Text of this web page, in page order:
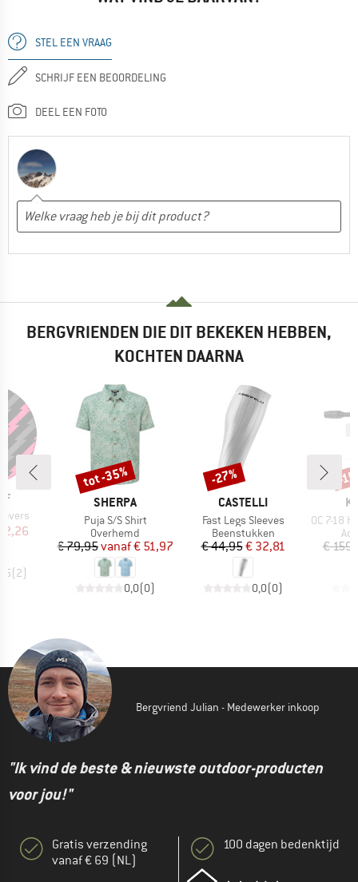
STEL EEN VRAAG
SCHRIJF EEN BEOORDELING
DEEL EEN FOTO
BERGVRIENDEN DIE DIT BEKEKEN HEBBEN,
KOCHTEN DAARNA
prijs
(2)
MERK
SHERPA
Artikel
Puja S/S Shirt
Productgroep
Overhemd
Prijs
€ 79,95 Verlaagde prijs
vanaf€ 51,97
0,0(0)
Korting
tot -35%
MERK
CASTELLI
Artikel
Fast Legs Sleeves
Productgroep
Beenstukken
Prijs
€ 44,95Verlaagde prijs
€ 32,81
0,0(0)
Korting
-27%
Artikel
OC 7-18
€
-
Bergvriend Julian - Medewerker inkoop
"Ik vind de beste & nieuwste outdoor-producten
voor jou!"
Gratis verzending
vanaf € 69 (NL)
100 dagen bedenktijd